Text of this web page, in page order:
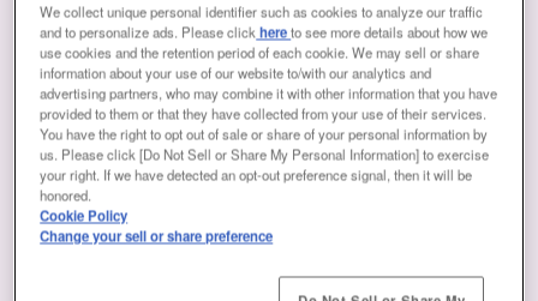
Bimota（ビモータ）の誕生と伝説の始
まり
イタリアはフィレンツェから東へ約150km、アドリ
ア海に面した港町リミニ。エメラルドグリーンの水
We collect unique personal identifier such as cookies to analyze our traffic
and to personalize ads. Please clickhereto see more details about how we
use cookies and the retention period of each cookie. We may sell or share
information about your use of our website to/with our analytics and
advertising partners, who may combine it with other information that you have
provided to them or that they have collected from your use of their services.
You have the right to opt out of sale or share of your personal information by
us. Please click [Do Not Sell or Share My Personal Information] to exercise
your right. If we have detected an opt-out preference signal, then it will be
honored.
Cookie Policy
Change your sell or share preference